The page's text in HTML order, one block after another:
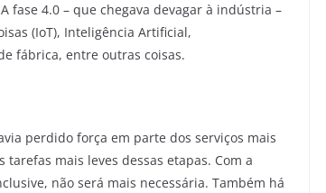
4.0 – que chegava devagar à indústria –
(IoT), Inteligência Artificial,
fábrica, entre outras coisas.
perdido força em parte dos serviços mais
mais leves dessas etapas. Com a
não será mais necessária. Também há